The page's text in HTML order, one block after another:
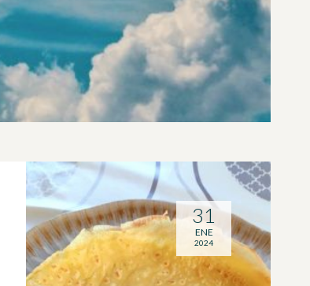
31
ENE
2024